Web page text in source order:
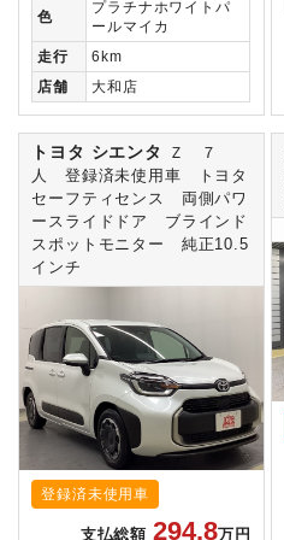
色
プラチナホワイトパ
ールマイカ
走行
6km
店舗
大和店
トヨタ シエンタ
Ｚ ７
人 登録済未使用車 トヨタ
セーフティセンス 両側パワ
ースライドドア ブラインド
スポットモニター 純正10.5
インチ
登録済未使用車
支払総額 294.8万円